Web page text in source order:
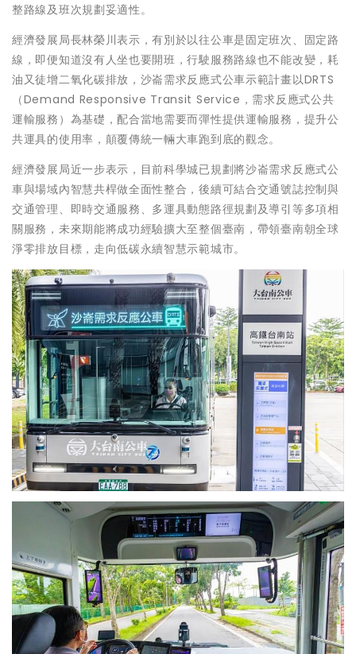
整路線及班次規劃妥適性。
經濟發展局長林榮川表示，有別於以往公車是固定班次、固定路
線，即便知道沒有人坐也要開班，行駛服務路線也不能改變，耗
油又徒增二氧化碳排放，沙崙需求反應式公車示範計畫以DRTS
（Demand Responsive Transit Service，需求反應式公共
運輸服務）為基礎，配合當地需要而彈性提供運輸服務，提升公
共運具的使用率，顛覆傳統一輛大車跑到底的觀念。
經濟發展局近一步表示，目前科學城已規劃將沙崙需求反應式公
車與場域內智慧共桿做全面性整合，後續可結合交通號誌控制與
交通管理、即時交通服務、多運具動態路徑規劃及導引等多項相
關服務，未來期能將成功經驗擴大至整個臺南，帶領臺南朝全球
淨零排放目標，走向低碳永續智慧示範城市。